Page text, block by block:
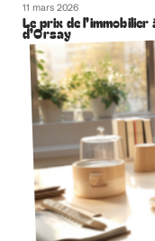
11 mars 2026
Le prix de
d’Orsay